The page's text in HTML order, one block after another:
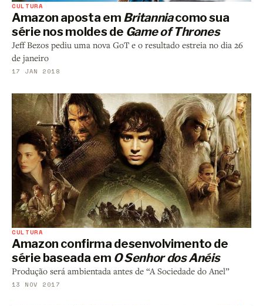
CULTURA
Amazon aposta em Britanniacomo sua
série nos moldes de Game of Thrones
Jeff Bezos pediu uma nova GoT e o resultado estreia no dia 26
de janeiro
17 JAN 2018
CULTURA
Amazon confirma desenvolvimento de
série baseada em O Senhor dos Anéis
Produção será ambientada antes de “A Sociedade do Anel”
13 NOV 2017